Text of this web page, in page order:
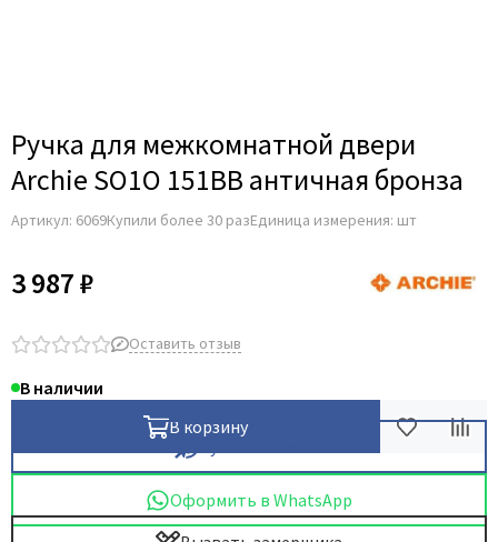
Ручка для межкомнатной двери
Archie SO1O 151BB античная бронза
Артикул: 6069Купили более 30 разЕдиница измерения: шт
3 987 ₽
Оставить отзыв
В наличии
В корзину
Оформить в WhatsApp